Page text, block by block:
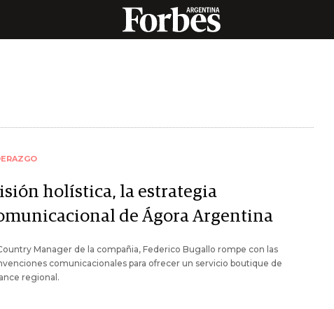
holística, la estrategia
de Ágora Argentina
Manager de la compañia, Federico Bugallo rompe con las
comunicacionales para ofrecer un servicio boutique de
regional.